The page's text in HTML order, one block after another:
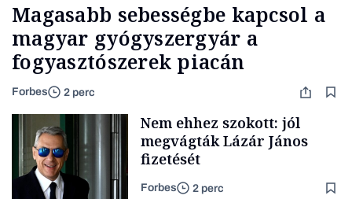
Magasabb sebességbe kapcsol a
magyar gyógyszergyár a
fogyasztószerek piacán
Forbes 2 perc
Nem ehhez szokott: jól
megvágták Lázár János
fizetését
Forbes 2 perc